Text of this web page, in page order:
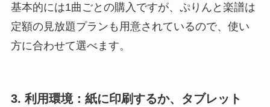
基本的には1曲ごとの購入ですが、ぷりんと楽譜は
定額の見放題プランも用意されているので、使い
方に合わせて選べます。
3. 利用環境：紙に印刷するか、タブレット